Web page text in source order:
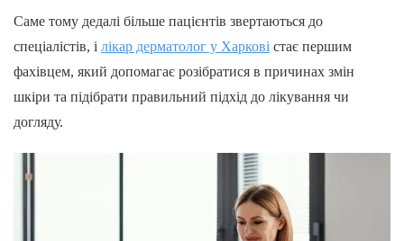
Саме тому дедалі більше пацієнтів звертаються до
спеціалістів, і лікар дерматолог у Харкові стає першим
фахівцем, який допомагає розібратися в причинах змін
шкіри та підібрати правильний підхід до лікування чи
догляду.